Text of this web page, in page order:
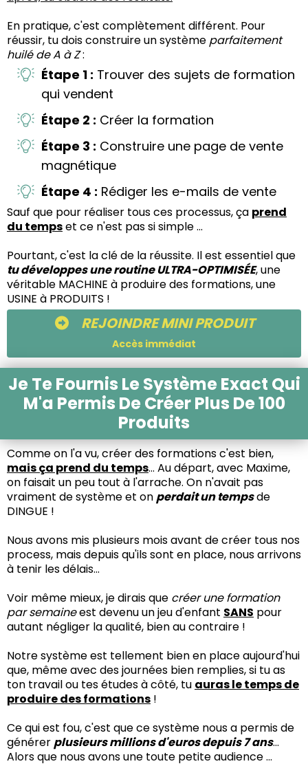
En pratique, c'est complètement différent. Pour
réussir, tu dois construire un système parfaitement
huilé de A à Z:
Étape 1 : Trouver des sujets de formation
qui vendent
Étape 2 : Créer la formation
Étape 3 : Construire une page de vente
magnétique
Étape 4 : Rédiger les e-mails de vente
Sauf que pour réaliser tous ces processus, ça prend
du tempset ce n'est pas si simple ...
Pourtant, c'est la clé de la réussite. Il est essentiel que
tu développes une routine ULTRA-OPTIMISÉE, une
véritable MACHINE à produire des formations, une
USINE à PRODUITS !
REJOINDRE MINI PRODUIT
Accès immédiat
Je Te Fournis Le Système Exact Qui
M'a Permis De Créer Plus De 100
Produits
Comme on l'a vu, créer des formations c'est bien,
mais ça prend du temps... Au départ, avec Maxime,
on faisait un peu tout à l'arrache. On n'avait pas
vraiment de système et onperdait un tempsde
DINGUE !
Nous avons mis plusieurs mois avant de créer tous nos
process, mais depuis qu'ils sont en place, nous arrivons
à tenir les délais...
Voir même mieux, je dirais que créer une formation
par semaineest devenu un jeu d'enfant SANS pour
autant négliger la qualité, bien au contraire !
Notre système est tellement bien en place aujourd'hui
que, même avec des journées bien remplies, si tu as
ton travail ou tes études à côté, tu auras le temps de
produire des formations !
Ce qui est fou, c'est que ce système nous a permis de
générerplusieurs millions d'euros depuis 7 ans...
Alors que nous avons une toute petite audience ...